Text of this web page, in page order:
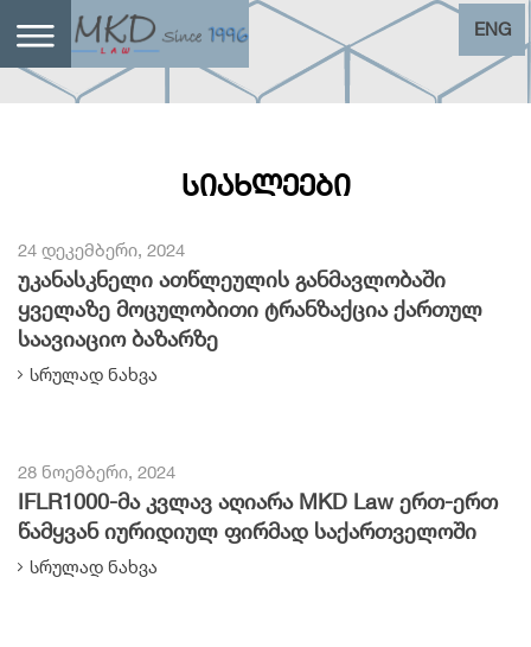
ENG
ᲡᲘᲐᲮᲚᲔᲔᲑᲘ
24 დეკემბერი, 2024
უკანასკნელი ათწლეულის განმავლობაში
ყველაზე მოცულობითი ტრანზაქცია ქართულ
საავიაციო ბაზარზე
სრულად ნახვა
28 ნოემბერი, 2024
IFLR1000-მა კვლავ აღიარა MKD Law ერთ-ერთ
წამყვან იურიდიულ ფირმად საქართველოში
სრულად ნახვა